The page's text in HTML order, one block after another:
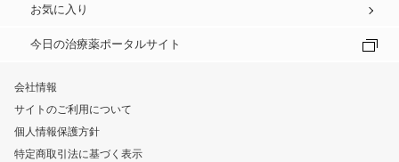
お気に入り
今日の治療薬ポータルサイト
会社情報
サイトのご利用について
個人情報保護方針
特定商取引法に基づく表示